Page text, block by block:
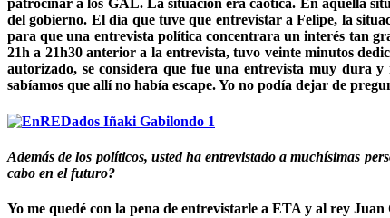
patrocinar a los GAL. La situación era caótica. En aquella
del gobierno. El día que tuve que entrevistar a Felipe, la
para que una entrevista política concentrara un interés tan
21h a 21h30 anterior a la entrevista, tuvo veinte minutos
autorizado, se considera que fue una entrevista muy dura
sabíamos que allí no había escape. Yo no podía dejar de
Además de los políticos, usted ha entrevistado a muchísimas
cabo en el futuro?
Yo me quedé con la pena de entrevistarle a ETA y al rey